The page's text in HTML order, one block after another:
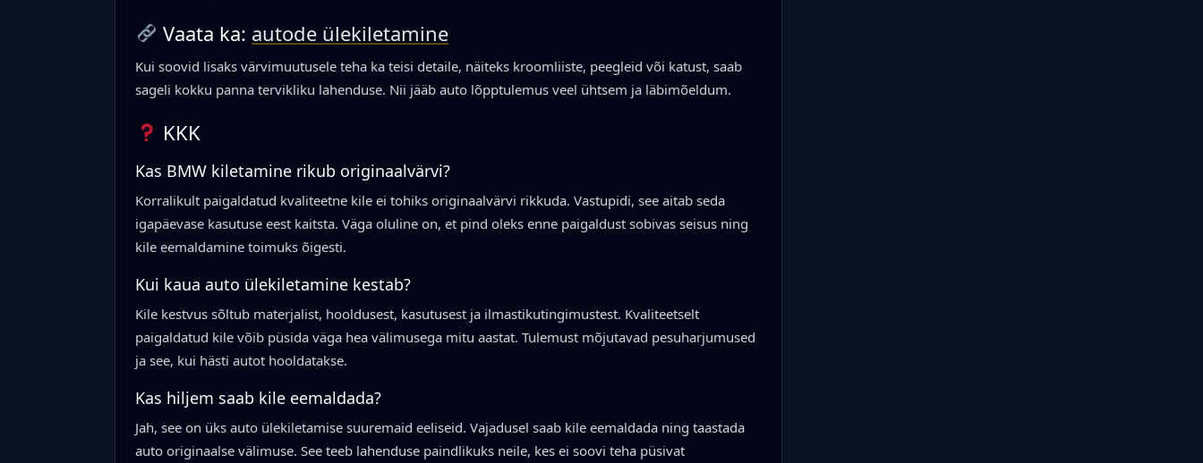
Vaata ka: autode ülekiletamine
Kui soovid lisaks värvimuutusele teha ka teisi detaile, näiteks kroomliiste, peegleid või katust, saab
sageli kokku panna tervikliku lahenduse. Nii jääb auto lõpptulemus veel ühtsem ja läbimõeldum.
KKK
Kas BMW kiletamine rikub originaalvärvi?
Korralikult paigaldatud kvaliteetne kile ei tohiks originaalvärvi rikkuda. Vastupidi, see aitab seda
igapäevase kasutuse eest kaitsta. Väga oluline on, et pind oleks enne paigaldust sobivas seisus ning
kile eemaldamine toimuks õigesti.
Kui kaua auto ülekiletamine kestab?
Kile kestvus sõltub materjalist, hooldusest, kasutusest ja ilmastikutingimustest. Kvaliteetselt
paigaldatud kile võib püsida väga hea välimusega mitu aastat. Tulemust mõjutavad pesuharjumused
ja see, kui hästi autot hooldatakse.
Kas hiljem saab kile eemaldada?
Jah, see on üks auto ülekiletamise suuremaid eeliseid. Vajadusel saab kile eemaldada ning taastada
auto originaalse välimuse. See teeb lahenduse paindlikuks neile, kes ei soovi teha püsivat